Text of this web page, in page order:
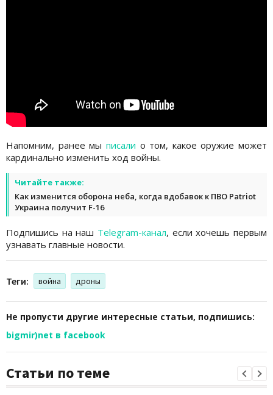
Напомним, ранее мы писали о том, какое оружие может
кардинально изменить ход войны.
Читайте также:
Как изменится оборона неба, когда вдобавок к ПВО Patriot
Украина получит F-16
Подпишись на наш Telegram-канал, если хочешь первым
узнавать главные новости.
Теги: война дроны
Не пропусти другие интересные статьи, подпишись:
bigmir)net в facebook
Статьи по теме